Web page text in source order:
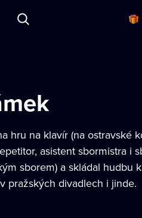
hru na klavír (na ostravské
asistent sbormistra i
sborem) a skládal
pražských divadlech i jinde.